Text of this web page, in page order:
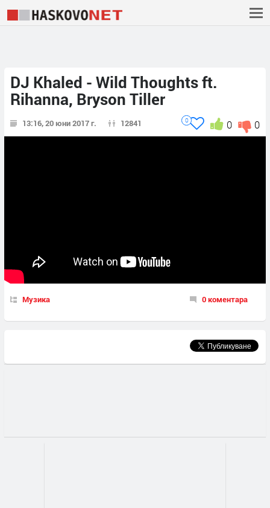
DJ Khaled - Wild Thoughts ft.
Rihanna, Bryson Tiller
13:16, 20 юни 2017 г. 12841 0
0
0
Музика 0 коментара